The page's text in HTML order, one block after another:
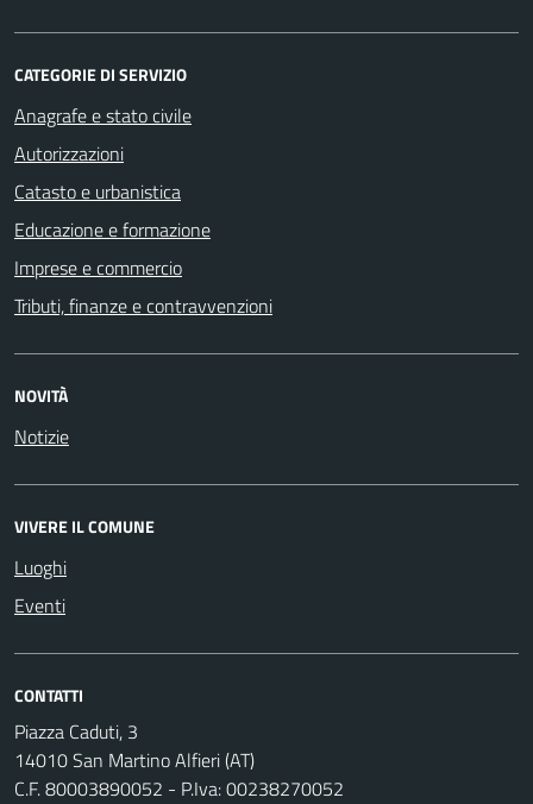
CATEGORIE DI SERVIZIO
Anagrafe e stato civile
Autorizzazioni
Catasto e urbanistica
Educazione e formazione
Imprese e commercio
Tributi, finanze e contravvenzioni
NOVITÀ
Notizie
VIVERE IL COMUNE
Luoghi
Eventi
CONTATTI
Piazza Caduti, 3
14010 San Martino Alfieri (AT)
C.F. 80003890052 - P.Iva: 00238270052